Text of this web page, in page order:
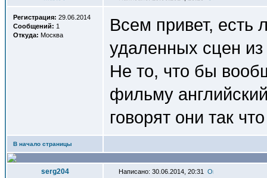
Регистрация: 29.06.2014
Сообщений: 1
Откуда: Москва
Всем привет, есть
удаленных сцен
Не то, что бы
фильму
говорят они так
В начало страницы
serg204 Написано: 30.06.2014, 20:31